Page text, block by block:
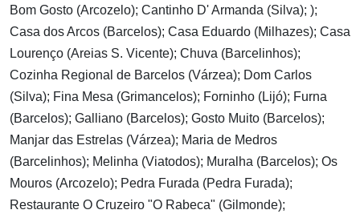
Bom Gosto (Arcozelo); Cantinho D' Armanda (Silva); );
Casa dos Arcos (Barcelos); Casa Eduardo (Milhazes); Casa
Lourenço (Areias S. Vicente); Chuva (Barcelinhos);
Cozinha Regional de Barcelos (Várzea); Dom Carlos
(Silva); Fina Mesa (Grimancelos); Forninho (Lijó); Furna
(Barcelos); Galliano (Barcelos); Gosto Muito (Barcelos);
Manjar das Estrelas (Várzea); Maria de Medros
(Barcelinhos); Melinha (Viatodos); Muralha (Barcelos); Os
Mouros (Arcozelo); Pedra Furada (Pedra Furada);
Restaurante O Cruzeiro "O Rabeca" (Gilmonde);